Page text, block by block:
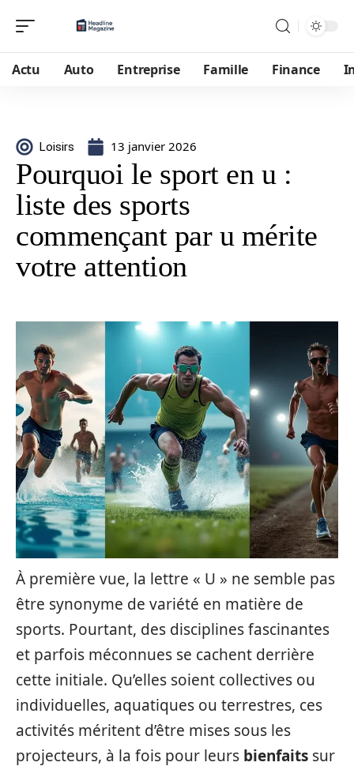
Actu Auto Entreprise Famille Finance
Loisirs 13 janvier 2026
Pourquoi le sport en u :
liste des sports
commençant par u mérite
votre attention
À première vue, la lettre « U » ne semble pas
être synonyme de variété en matière de
sports. Pourtant, des disciplines fascinantes
et parfois méconnues se cachent derrière
cette initiale. Qu’elles soient collectives ou
individuelles, aquatiques ou terrestres, ces
activités méritent d’être mises sous les
projecteurs, à la fois pour leurs bienfaits sur